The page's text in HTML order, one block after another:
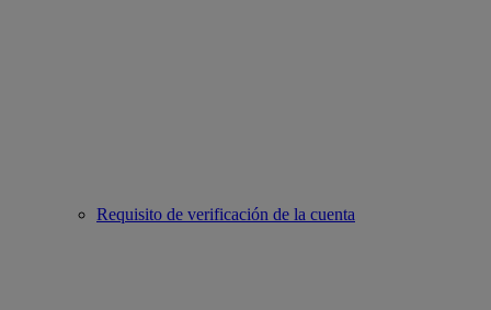
Requisito de verificación de la cuenta